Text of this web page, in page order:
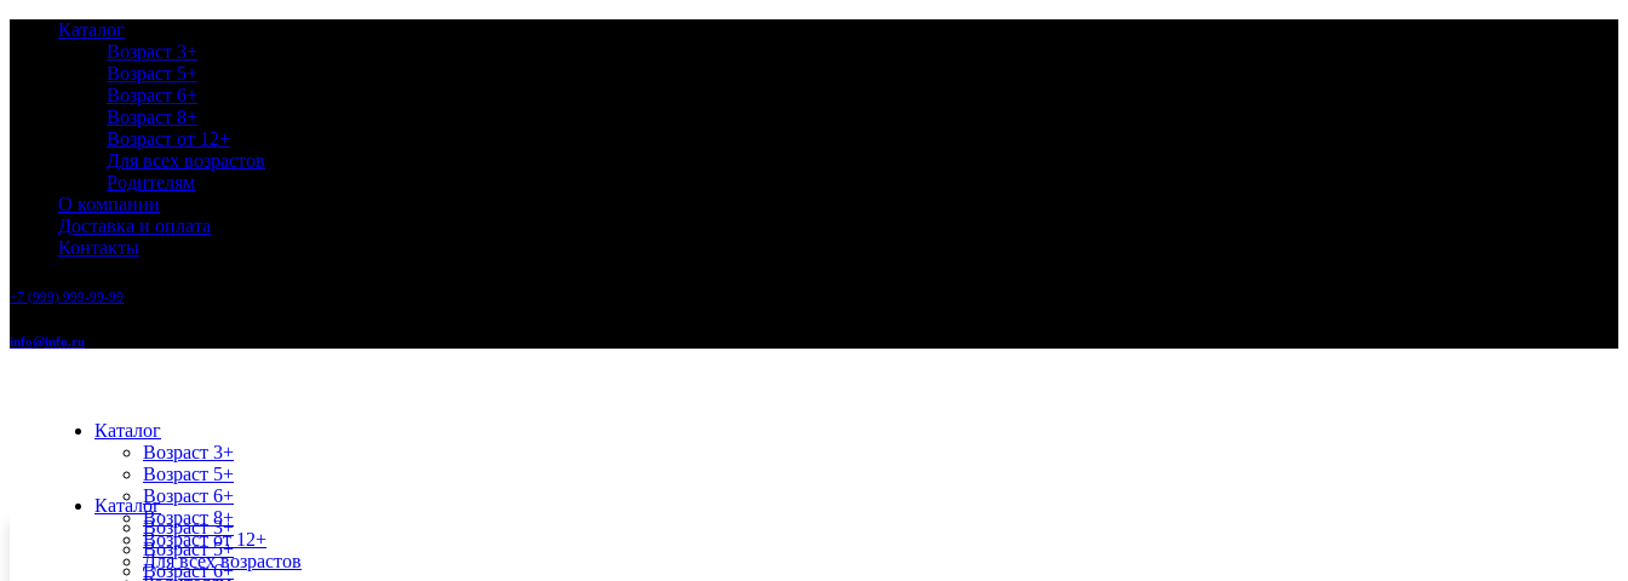
Каталог
Возраст 3+
Возраст 5+
Возраст 6+
Возраст 8+
Возраст от 12+
Для всех возрастов
Родителям
О компании
Доставка и оплата
Контакты
+7 (999) 999-99-99
info@info.ru
Каталог
Возраст 3+
Возраст 5+
Возраст 6+
Возраст 8+
Возраст от 12+
Для всех возрастов
Каталог
Возраст 3+
Возраст 5+
Возраст 6+